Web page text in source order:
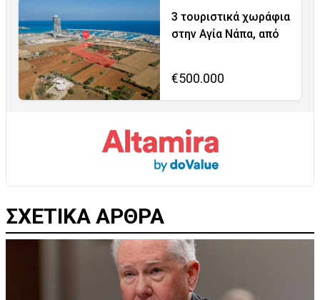
3 τουριστικά χωράφια
στην Αγία Νάπα, από
€500.000
ΣΧΕΤΙΚΑ ΑΡΘΡΑ